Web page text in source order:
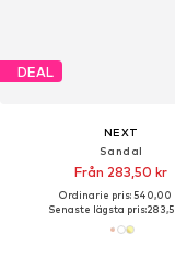
DEAL
NEXT
Sandal
Från 283,50 kr
Ordinarie pris: 540,00
Senaste lägsta pris: